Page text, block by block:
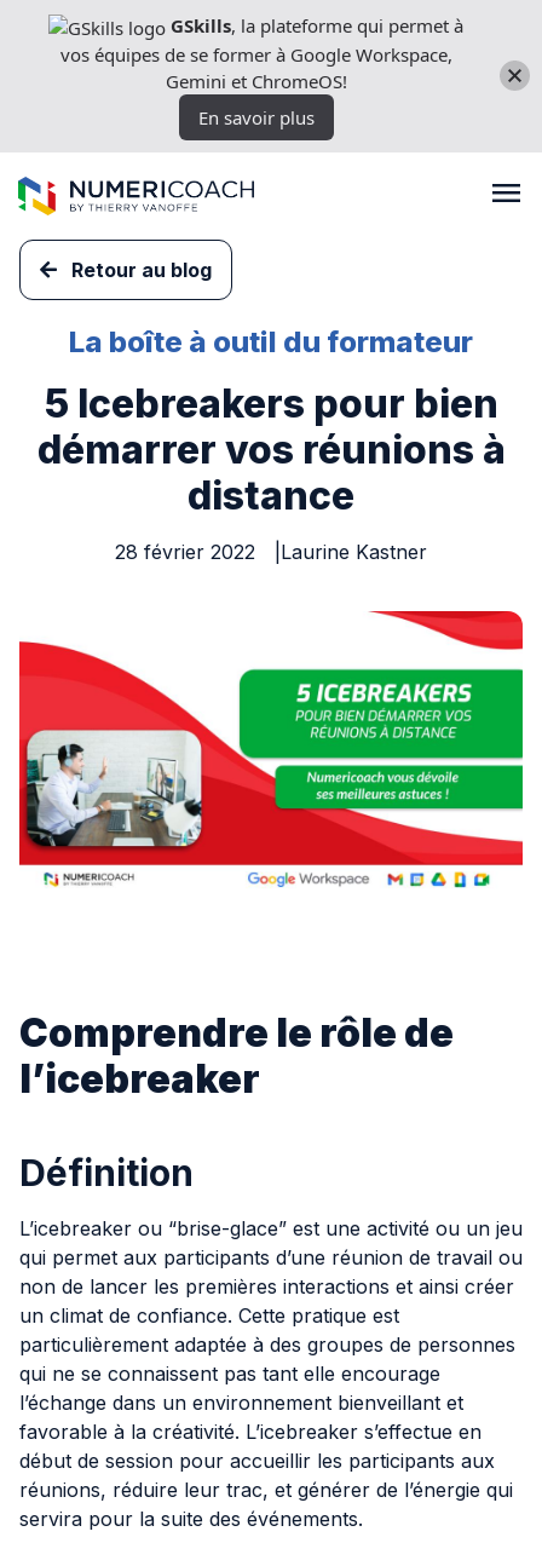
directement
Expertises techniques
Licences
Nos outils
Nos actualités
Ressources
Cas clients
Retour au blog
La boîte à outil du formateur
5 Icebreakers pour bien
démarrer vos réunions à
distance
28 février 2022 Laurine Kastner
Comprendre le rôle de
l’icebreaker
Définition
L’icebreaker ou “brise-glace” est une activité ou un jeu
qui permet aux participants d’une réunion de travail ou
non de lancer les premières interactions et ainsi créer
un climat de confiance. Cette pratique est
particulièrement adaptée à des groupes de personnes
qui ne se connaissent pas tant elle encourage
l’échange dans un environnement bienveillant et
favorable à la créativité. L’icebreaker s’effectue en
début de session pour accueillir les participants aux
réunions, réduire leur trac, et générer de l’énergie qui
servira pour la suite des événements.
GSkills, la plateforme qui permet à
vos équipes de se former à Google Workspace,
Gemini et ChromeOS!
En savoir plus